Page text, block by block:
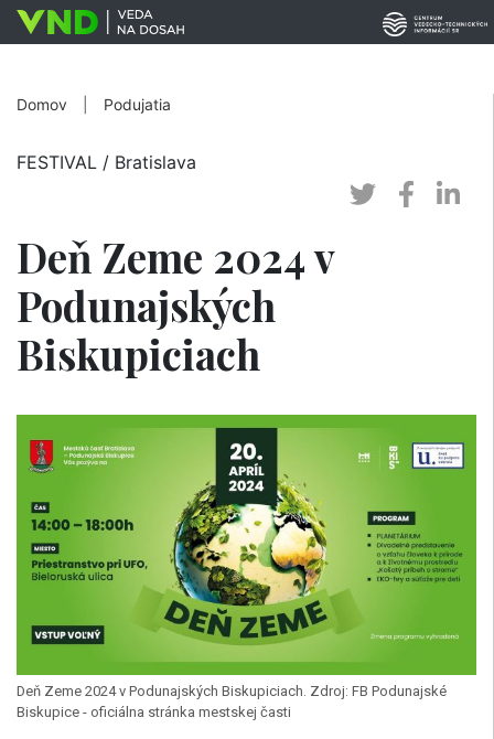
Domov Podujatia
FESTIVAL / Bratislava
Deň Zeme 2024 v
Podunajských
Biskupiciach
Deň Zeme 2024 v Podunajských Biskupiciach. Zdroj: FB Podunajské
Biskupice - oficiálna stránka mestskej časti